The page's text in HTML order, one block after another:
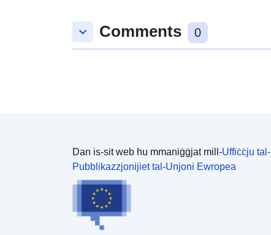
keyboard_arrow_down Comments 0
Dan is-sit web hu mmaniġġjat mill-Uffiċċju tal-
Pubblikazzjonijiet tal-Unjoni Ewropea